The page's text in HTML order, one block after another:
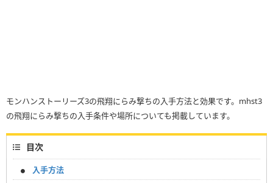
モンハンストーリーズ3の飛翔にらみ撃ちの入手方法と効果です。mhst3
の飛翔にらみ撃ちの入手条件や場所についても掲載しています。
目次
入手方法